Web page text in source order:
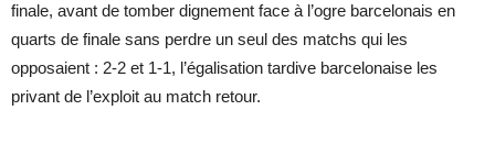
finale, avant de tomber dignement face à l’ogre barcelonais en
quarts de finale sans perdre un seul des matchs qui les
opposaient : 2-2 et 1-1, l’égalisation tardive barcelonaise les
privant de l’exploit au match retour.